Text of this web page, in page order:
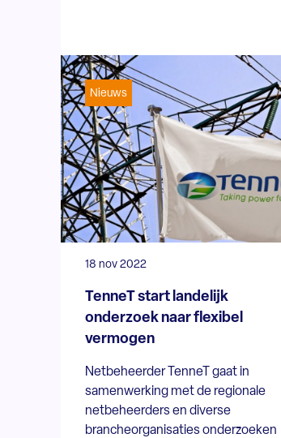
Nieuws
18 nov 2022
TenneT start landelijk
onderzoek naar flexibel
vermogen
Netbeheerder TenneT gaat in
samenwerking met de regionale
netbeheerders en diverse
brancheorganisaties onderzoeken